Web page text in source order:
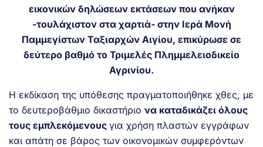
εικονικών δηλώσεων εκτάσεων που ανήκαν
-τουλάχιστον στα χαρτιά- στην Ιερά Μονή
Παμμεγίστων Ταξιαρχών Αιγίου, επικύρωσε σε
δεύτερο βαθμό το Τριμελές Πλημμελειοδικείο
Αγρινίου.
Η εκδίκαση της υπόθεσης πραγματοποιήθηκε χθες, με
το δευτεροβάθμιο δικαστήριο να καταδικάζει όλους
τους εμπλεκόμενους για χρήση πλαστών εγγράφων
και απάτη σε βάρος των οικονομικών συμφερόντων